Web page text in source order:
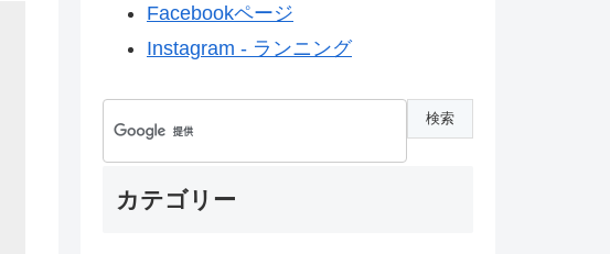
Facebookページ
Instagram - ランニング
カテゴリー